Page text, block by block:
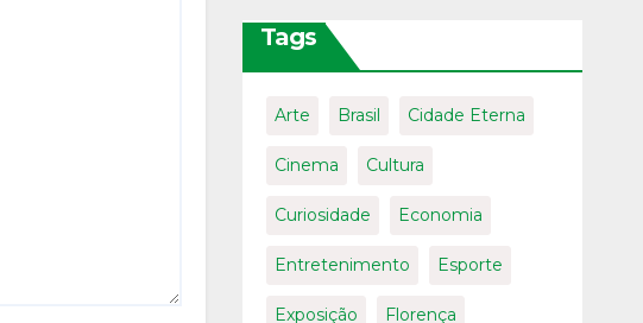
Tags
Arte Brasil Cidade Eterna
Cinema Cultura
Curiosidade Economia
Entretenimento Esporte
Exposição Florença